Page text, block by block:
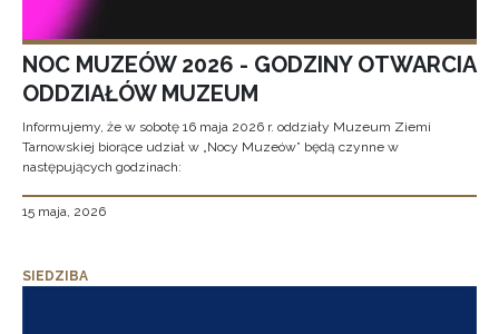
NOC MUZEÓW 2026 - GODZINY OTWARCIA
ODDZIAŁÓW MUZEUM
Informujemy, że w sobotę 16 maja 2026 r. oddziały Muzeum Ziemi
Tarnowskiej biorące udział w „Nocy Muzeów” będą czynne w
następujących godzinach:
15 maja, 2026
SIEDZIBA